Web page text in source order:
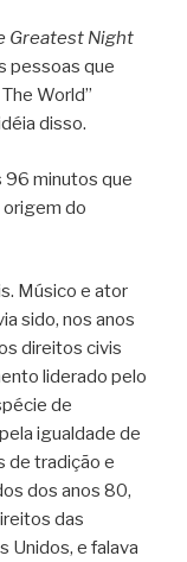
Greatest Night
pessoas que
World”
disso.
96 minutos que
origem do
Músico e ator
sido, nos anos
direitos civis
liderado pelo
de
igualdade de
de tradição e
dos anos 80,
das
Unidos, e falava